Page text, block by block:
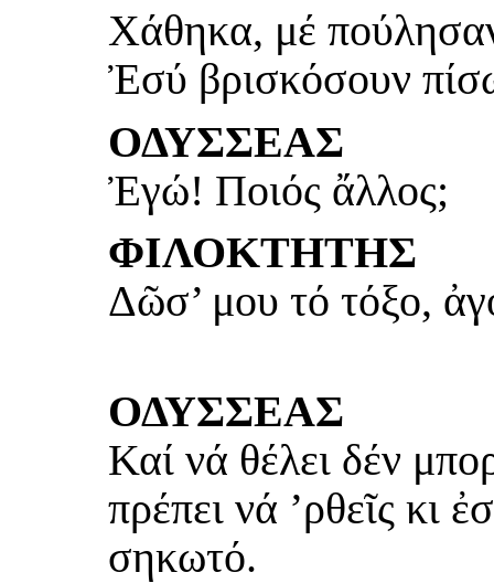
Χάθηκα, μέ
Ἐσύ βρισκόσουν
ΟΔΥΣΣΕΑΣ
Ἐγώ! Ποιός ἄλλος;
ΦΙΛΟΚΤΗΤΗΣ
Δῶσ’ μου τό τόξο,
ΟΔΥΣΣΕΑΣ
Καί νά θέλει δέν
πρέπει νά ’ρθεῖς κι
σηκωτό.